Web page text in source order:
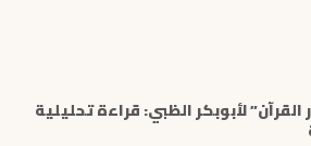
لأبوبكر الظبي: قراءة تحليلية